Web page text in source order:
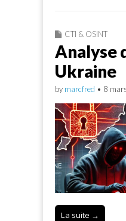
CTI & OSINT
Analyse
Ukraine
by marcfred • 8
La suite →